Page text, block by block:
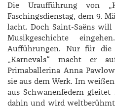
Die Uraufführung von
Faschingsdienstag, dem 9.
lacht. Doch Saint-Saëns
Musikgeschichte
Aufführungen. Nur für die
„Karnevals“ macht er
Primaballerina Anna
sie aus dem Werk. Im
aus Schwanenfedern
dahin und wird weltberühmt